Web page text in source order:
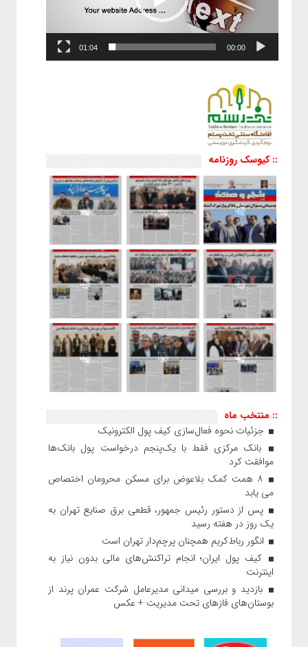
00:00
01:04
:: کیوسک روزنامه
:: منتخب ماه
جزئیات نحوه فعال‌سازی کیف پول الکترونیک
بانک مرکزی فقط با یک‌‎پنجم درخواست پول بانک‌ها
موافقت کرد
۸ همت کمک بلاعوض برای مسکن محرومان اختصاص
می یابد
پس از دستور رئیس‌ جمهور، قطعی برق صنایع تهران به
یک روز در هفته رسید
انگور رباط‌کریم همچنان پرچم‌دار تهران است
کیف پول ایران؛ انجام تراکنش‌های مالی بدون نیاز به
اینترنت
بازدید و بررسی میدانی مدیرعامل شرکت عمران پرند از
بوستان‌های فازهای تحت مدیریت + عکس